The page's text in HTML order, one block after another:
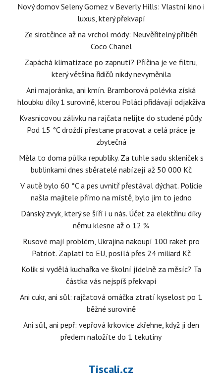
Nový domov Seleny Gomez v Beverly Hills: Vlastní kino i
luxus, který překvapí
Ze sirotčince až na vrchol módy: Neuvěřitelný příběh
Coco Chanel
Zapáchá klimatizace po zapnutí? Příčina je ve filtru,
který většina řidičů nikdy nevyměnila
Ani majoránka, ani kmín. Bramborová polévka získá
hloubku díky 1 surovině, kterou Poláci přidávají odjakživa
Kvasnicovou zálivku na rajčata nelijte do studené půdy.
Pod 15 °C droždí přestane pracovat a celá práce je
zbytečná
Měla to doma půlka republiky. Za tuhle sadu skleniček s
bublinkami dnes sběratelé nabízejí až 50 000 Kč
V autě bylo 60 °C a pes uvnitř přestával dýchat. Policie
našla majitele přímo na místě, bylo jim to jedno
Dánský zvyk, který se šíří i u nás. Účet za elektřinu díky
němu klesne až o 12 %
Rusové mají problém, Ukrajina nakoupí 100 raket pro
Patriot. Zaplatí to EU, posílá přes 24 miliard Kč
Kolik si vydělá kuchařka ve školní jídelně za měsíc? Ta
částka vás nejspíš překvapí
Ani cukr, ani sůl: rajčatová omáčka ztratí kyselost po 1
běžné surovině
Ani sůl, ani pepř: vepřová krkovice zkřehne, když ji den
předem naložíte do 1 tekutiny
Tiscali.cz